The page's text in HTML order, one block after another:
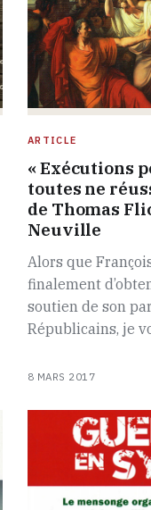
ARTICLE
« Exécutions
toutes ne
de Thomas
Neuville
Alors que
finalement
soutien de son
Républicains, je
8 MARS 2017